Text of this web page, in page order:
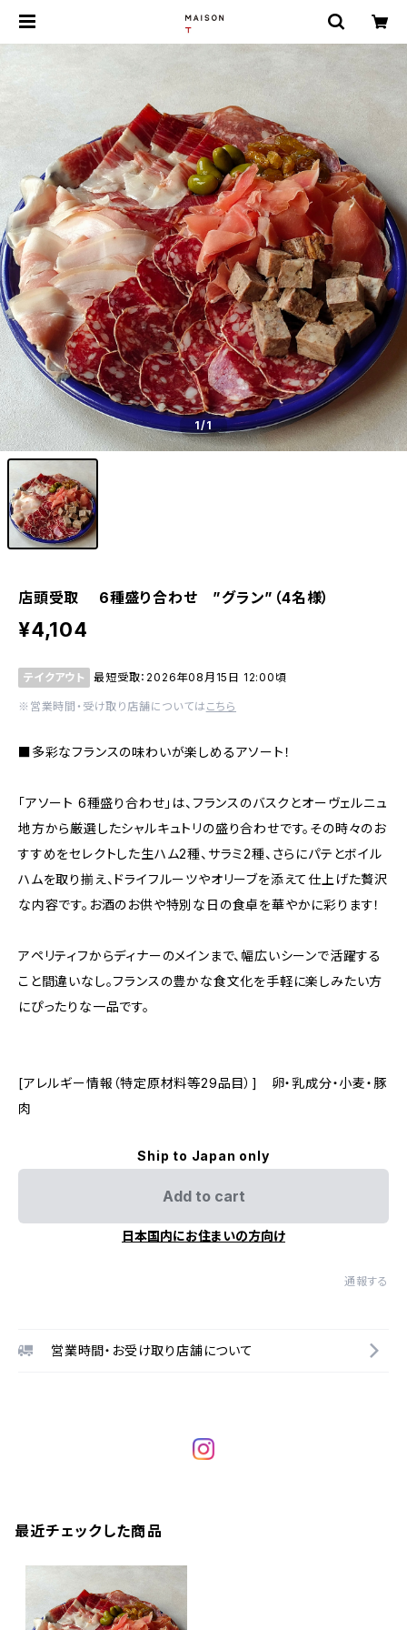
1/1
店頭受取 6種盛り合わせ ”グラン”（4名様）
¥4,104
テイクアウト 最短受取：2026年08月15日 12:00頃
※営業時間・受け取り店舗については こちら
■多彩なフランスの味わいが楽しめるアソート！
「アソート 6種盛り合わせ」は、フランスのバスクとオーヴェルニュ
地方から厳選したシャルキュトリの盛り合わせです。その時々のお
すすめをセレクトした生ハム2種、サラミ2種、さらにパテとボイル
ハムを取り揃え、ドライフルーツやオリーブを添えて仕上げた贅沢
な内容です。お酒のお供や特別な日の食卓を華やかに彩ります！
アペリティフからディナーのメインまで、幅広いシーンで活躍する
こと間違いなし。フランスの豊かな食文化を手軽に楽しみたい方
にぴったりな一品です。
[アレルギー情報（特定原材料等29品目）] 卵・乳成分・小麦・豚
肉
Ship to Japan only
Add to cart
日本国内にお住まいの方向け
通報する
営業時間・お受け取り店舗について
最近チェックした商品